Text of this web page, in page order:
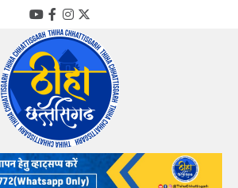
YouTube
Facebook
Instagram
Twitter
Thiha Chhattisgarh
गोठ जन-जन के